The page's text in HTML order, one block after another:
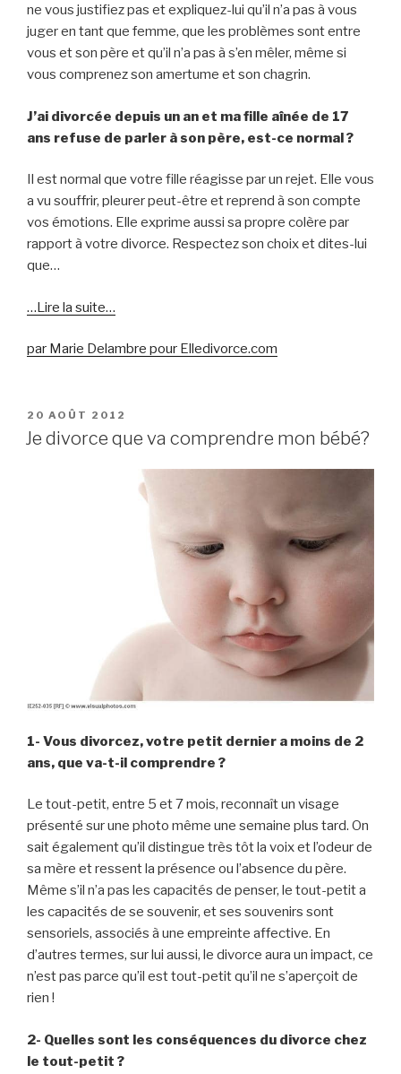
ne vous justifiez pas et expliquez-lui qu’il n’a pas à vous
juger en tant que femme, que les problèmes sont entre
vous et son père et qu’il n’a pas à s’en mêler, même si
vous comprenez son amertume et son chagrin.
J’ai divorcée depuis un an et ma fille aînée de 17
ans refuse de parler à son père, est-ce normal ?
Il est normal que votre fille réagisse par un rejet. Elle vous
a vu souffrir, pleurer peut-être et reprend à son compte
vos émotions. Elle exprime aussi sa propre colère par
rapport à votre divorce. Respectez son choix et dites-lui
que…
…Lire la suite…
par Marie Delambre pour Elledivorce.com
PUBLIÉ
LE
20 AOÛT 2012
Je divorce que va comprendre mon bébé?
1- Vous divorcez, votre petit dernier a moins de 2
ans, que va-t-il comprendre ?
Le tout-petit, entre 5 et 7 mois, reconnaît un visage
présenté sur une photo même une semaine plus tard. On
sait également qu’il distingue très tôt la voix et l’odeur de
sa mère et ressent la présence ou l’absence du père.
Même s’il n’a pas les capacités de penser, le tout-petit a
les capacités de se souvenir, et ses souvenirs sont
sensoriels, associés à une empreinte affective. En
d’autres termes, sur lui aussi, le divorce aura un impact, ce
n’est pas parce qu’il est tout-petit qu’il ne s’aperçoit de
rien !
2- Quelles sont les conséquences du divorce chez
le tout-petit ?